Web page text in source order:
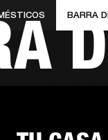
AMPLIFICADORES
Omitir
BARRA